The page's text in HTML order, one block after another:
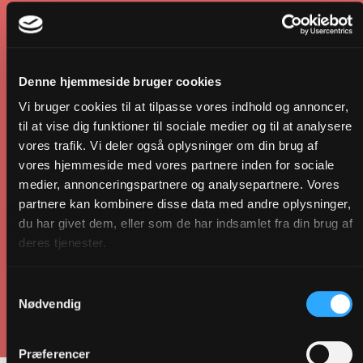
Denne hjemmeside bruger cookies
Vi bruger cookies til at tilpasse vores indhold og annoncer,
til at vise dig funktioner til sociale medier og til at analysere
vores trafik. Vi deler også oplysninger om din brug af
vores hjemmeside med vores partnere inden for sociale
medier, annonceringspartnere og analysepartnere. Vores
partnere kan kombinere disse data med andre oplysninger,
du har givet dem, eller som de har indsamlet fra din brug af
deres tjenester.
Nødvendig
Præferencer
aktiviteter. Med tiden skal der være mulighed for, at
den kan flyttes til en ny lokalitet.
gudstjeneste og andre kirkelige handlinger, og det vil
muligt at holde foredrag, undervise konfirmander,
dyrke Yoga og lave fællesspisninger m.m. i rummet.
Projektet er finansieret af Holmens og Østerbro provsti
med 3 millioner kr. og med 500.000 kr. fra Hans Egedes
Sogn.
Deadline for at aflevere forslag, der ønsker at deltage i
konkurrencen, er 19. januar 2023 kl. 12. Vinderprojektet
Læs hele materialet til arkitektkonkurrencen her på
Kirkefondets hjemmeside.